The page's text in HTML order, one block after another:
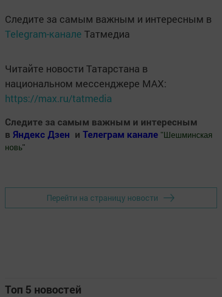
Следите за самым важным и интересным в
Telegram-канале Татмедиа
Читайте новости Татарстана в
национальном мессенджере MАХ:
https://max.ru/tatmedia
Следите за самым важным и интересным
в Яндекс Дзен и Телеграм канале " Шешминская
новь"
Перейти на страницу новости
Топ 5 новостей